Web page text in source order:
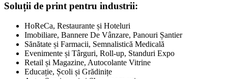
Soluții de print pentru industrii:
HoReCa, Restaurante și Hoteluri
Imobiliare, Bannere De Vânzare, Panouri Șantier
Sănătate și Farmacii, Semnalistică Medicală
Evenimente și Târguri, Roll-up, Standuri Expo
Retail și Magazine, Autocolante Vitrine
Educație, Școli și Grădinițe